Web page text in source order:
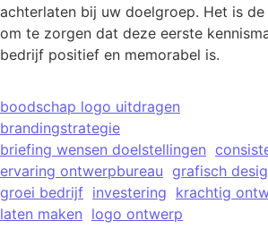
achterlaten bij uw doelgroep. Het is
om te zorgen dat deze eerste
bedrijf positief en memorabel is.
boodschap logo uitdragen
brandingstrategie
briefing wensen doelstellingen
ervaring ontwerpbureau grafisch
groei bedrijf investering krachtig
laten maken logo ontwerp